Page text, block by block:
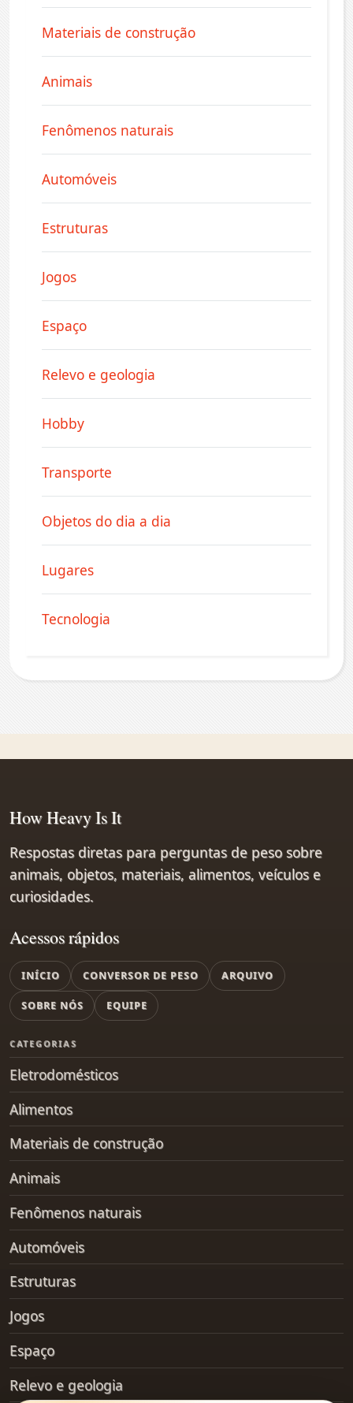
Materiais de construção
Animais
Fenômenos naturais
Automóveis
Estruturas
Jogos
Espaço
Relevo e geologia
Hobby
Transporte
Objetos do dia a dia
Lugares
Tecnologia
Acessos rápidos
INÍCIO CONVERSOR DE PESO ARQUIVO
SOBRE NÓS EQUIPE
CATEGORIAS
Eletrodomésticos
Alimentos
Materiais de construção
Animais
Fenômenos naturais
Automóveis
Estruturas
Jogos
Espaço
Relevo e geologia
How Heavy Is It
Respostas diretas para perguntas de peso sobre
animais, objetos, materiais, alimentos, veículos e
curiosidades.